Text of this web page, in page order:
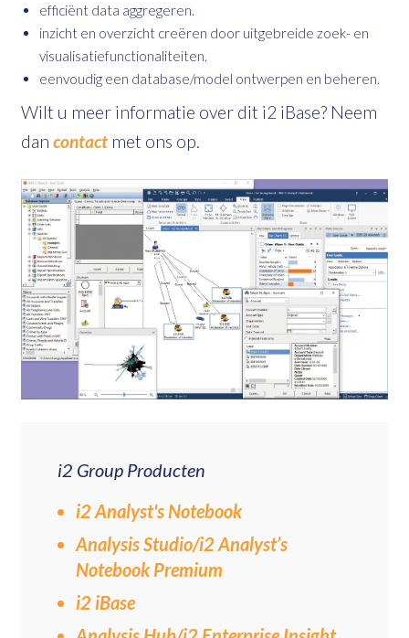
efficiënt data aggregeren.
inzicht en overzicht creëren door uitgebreide zoek- en
visualisatiefunctionaliteiten.
eenvoudig een database/model ontwerpen en beheren.
Wilt u meer informatie over dit i2 iBase? Neem
dan contact met ons op.
i2 Group Producten
i2 Analyst's Notebook
Analysis Studio/i2 Analyst’s
Notebook Premium
i2 iBase